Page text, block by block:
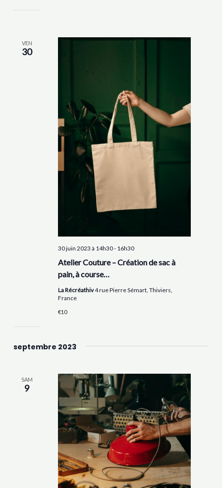
VEN
30
Atelier Couture – Création de sac à
pain, à course…
30 juin 2023 à 14h30- 16h30
La Récréathiv4 rue Pierre Sémart, Thiviers,
France
€10
septembre 2023
SAM
9